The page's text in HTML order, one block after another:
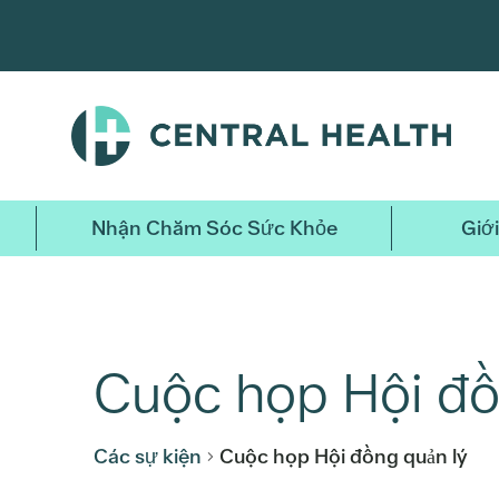
nội
chính
Nhận Chăm Sóc Sức Khỏe
Cuộc họp Hội
Các sự kiện Cuộc họp Hội đồng quản lý